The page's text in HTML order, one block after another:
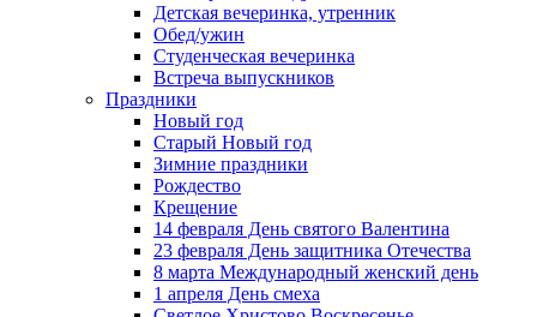
Детская вечеринка, утренник
Обед/ужин
Студенческая вечеринка
Встреча выпускников
Праздники
Новый год
Старый Новый год
Зимние праздники
Рождество
Крещение
14 февраля День святого Валентина
23 февраля День защитника Отечества
8 марта Международный женский день
1 апреля День смеха